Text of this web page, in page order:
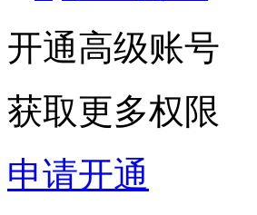
开通高级账号
获取更多权限
申请开通